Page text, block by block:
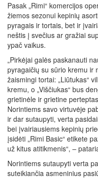
Pasak „Rimi“ komercijos
žiemos sezonui kepinių
pyragais ir tortais, bet ir
neštis į svečius ar gražiai
ypač vaikus.
„Pirkėjai galės paskanauti
pyragaičių su sūrio kremu ir
žaismingi tortai: „Liūtukas“
kremu, o „Viščiukas“ bus
grietinėle ir grietine
Norintiems savo virtuvėje
ir dar sutaupyti, verta
bei įvairiausiems kepinių
įsidėti „Rimi Basic“ etikete
už kitus atitikmenis“, –
Norintiems sutaupyti verta
suteikiančia asmeninius